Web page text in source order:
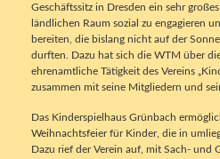
Geschäftssitz in Dresden ein sehr
ländlichen Raum sozial zu engagieren
bereiten, die bislang nicht auf der
durften. Dazu hat sich die WTM über
ehrenamtliche Tätigkeit des Vereins
zusammen mit seine Mitgliedern und
Das Kinderspielhaus Grünbach
Weihnachtsfeier für Kinder, die in
Dazu rief der Verein auf, mit Sach- und